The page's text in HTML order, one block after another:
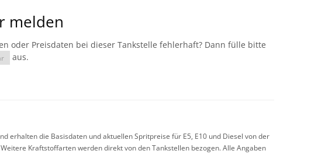
melden
oder Preisdaten bei dieser Tankstelle fehlerhaft? Dann fülle bitte
aus.
erhalten die Basisdaten und aktuellen Spritpreise für E5, E10 und Diesel von der
Kraftstoffarten werden direkt von den Tankstellen bezogen. Alle Angaben